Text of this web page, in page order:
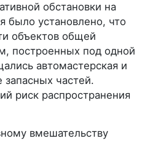
обстановки на
было установлено, что
объектов общей
построенных под одной
автомастерская и
частей.
риск распространения
вмешательству